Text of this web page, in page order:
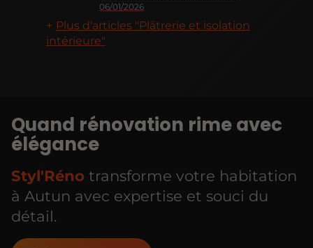
06/01/2026
Plus d'articles "Plâtrerie et isolation
intérieure"
Quand rénovation rime avec
élégance
Styl'Réno transforme votre habitation
à Autun avec expertise et souci du
détail.